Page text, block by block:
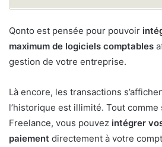
Qonto est pensée pour pouvoir
maximum de logiciels comptables
gestion de votre entreprise.
Là encore, les transactions
l’historique est illimité. Tout comme
Freelance, vous pouvez intégrer
paiement directement à votre